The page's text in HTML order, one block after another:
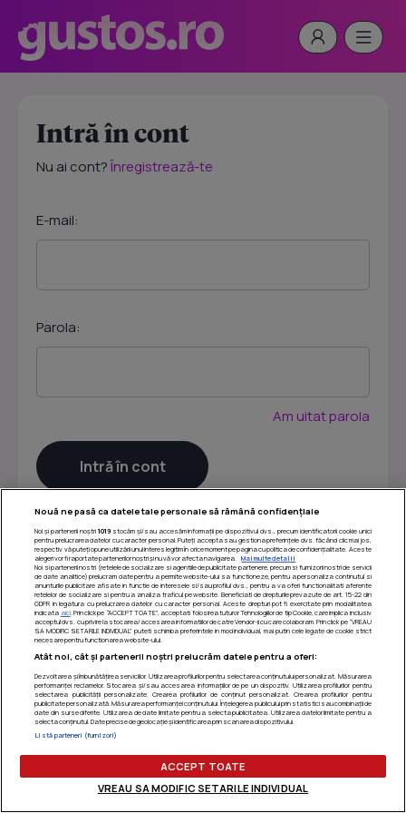
Intră în cont
Nu ai cont?Înregistrează-te
E-mail:
Parola:
Am uitat parola
Termeni si conditii|Politica de confidentialitate|Politica
de utilizare cookie-uri|Gestionați preferințele
Nouă ne pasă ca datele tale personale să rămână confidențiale
Noi și partenerii noștri 1019stocăm și/sau accesăm informații pe dispozitivul dvs., precum identificatorii cookie unici
pentru prelucrarea datelor cu caracter personal. Puteți accepta sau gestiona preferințele dvs. făcând clic mai jos,
respectiv vă puteți opune utilizării unui interes legitim în orice moment pe pagina cu politica de confidențialitate. Aceste
alegeri vor fi raportate partenerilor noștri și nu vă vor afecta navigarea.
Mai multe detalii
Noi si partenerii nostri (retelele de socializare si agentiile de publicitate partenere, precum si furnizorii nostri de servicii
de date analitice) prelucram date pentru a permite website-ului sa functioneze, pentru a personaliza continutul si
anunturile publicitare afisate in functie de interesele si/sau profilul dvs., pentru a va oferi functionalitati aferente
retelelor de socializare si pentru a analiza traficul pe website. Beneficiati de drepturile prevazute de art. 15-22 din
GDPR in legatura cu prelucrarea datelor cu caracter personal. Aceste drepturi pot fi exercitate prin modalitatea
indicata aici. Prin click pe “ACCEPT TOATE”, acceptati folosirea tuturor Tehnologiilor de tip Cookie, care implica inclusiv
acceptul dvs. cu privire la stocarea/accesarea informatiilor de catre Vendor-ii cu care colaboram. Prin click pe “VREAU
SA MODIFIC SETARILE INDIVIDUAL” puteti schimba preferintele in mod individual, mai putin cele legate de cookie strict
necesare pentru functionarea website-ului.
Atât noi, cât și partenerii noștri prelucrăm datele pentru a oferi:
Dezvoltarea și îmbunătățirea serviciilor. Utilizarea profilurilor pentru selectarea conținutului personalizat. Măsurarea
performanței reclamelor. Stocarea și/sau accesarea informațiilor de pe un dispozitiv. Utilizarea profilurilor pentru
selectarea publicității personalizate. Crearea profilurilor de conținut personalizat. Crearea profilurilor pentru
publicitate personalizată. Măsurarea performanței conținutului. Înțelegerea publicului prin statistici sau combinații de
date din surse diferite. Utilizarea de date limitate pentru a selecta publicitatea. Utilizarea datelor limitate pentru a
selecta conținutul. Date precise de geolocație și identificarea prin scanarea dispozitivului.
Listă parteneri (furnizori)
ACCEPT TOATE
VREAU SA MODIFIC SETARILE INDIVIDUAL